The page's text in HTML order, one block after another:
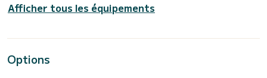
Afficher tous les équipements
Options